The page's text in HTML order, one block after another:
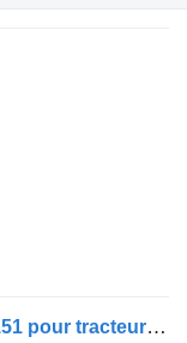
Volvo premier carter d'essieu 22115151 pour tracteur routier Volvo FH